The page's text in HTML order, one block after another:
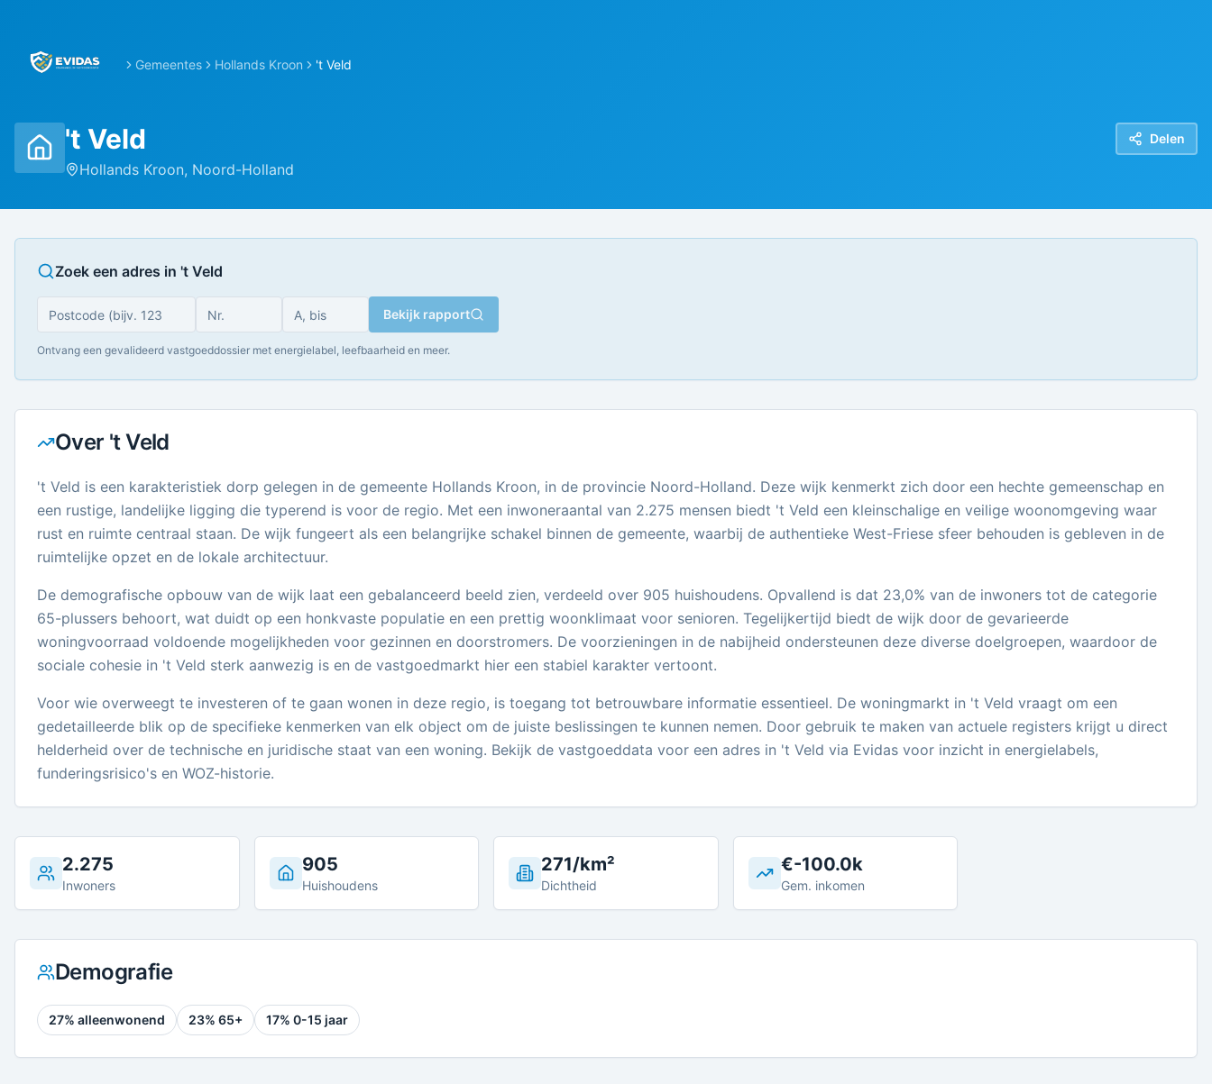
Gemeentes Hollands Kroon 't Veld
't Veld
Hollands Kroon, Noord-Holland
Delen
Zoek een adres in 't Veld
Bekijk rapport
Ontvang een gevalideerd vastgoeddossier met energielabel, leefbaarheid en meer.
Over 't Veld
't Veld is een karakteristiek dorp gelegen in de gemeente Hollands Kroon, in de provincie Noord-Holland. Deze wijk kenmerkt zich door een hechte gemeenschap en
een rustige, landelijke ligging die typerend is voor de regio. Met een inwoneraantal van 2.275 mensen biedt 't Veld een kleinschalige en veilige woonomgeving waar
rust en ruimte centraal staan. De wijk fungeert als een belangrijke schakel binnen de gemeente, waarbij de authentieke West-Friese sfeer behouden is gebleven in de
ruimtelijke opzet en de lokale architectuur.
De demografische opbouw van de wijk laat een gebalanceerd beeld zien, verdeeld over 905 huishoudens. Opvallend is dat 23,0% van de inwoners tot de categorie
65-plussers behoort, wat duidt op een honkvaste populatie en een prettig woonklimaat voor senioren. Tegelijkertijd biedt de wijk door de gevarieerde
woningvoorraad voldoende mogelijkheden voor gezinnen en doorstromers. De voorzieningen in de nabijheid ondersteunen deze diverse doelgroepen, waardoor de
sociale cohesie in 't Veld sterk aanwezig is en de vastgoedmarkt hier een stabiel karakter vertoont.
Voor wie overweegt te investeren of te gaan wonen in deze regio, is toegang tot betrouwbare informatie essentieel. De woningmarkt in 't Veld vraagt om een
gedetailleerde blik op de specifieke kenmerken van elk object om de juiste beslissingen te kunnen nemen. Door gebruik te maken van actuele registers krijgt u direct
helderheid over de technische en juridische staat van een woning. Bekijk de vastgoeddata voor een adres in 't Veld via Evidas voor inzicht in energielabels,
funderingsrisico's en WOZ-historie.
2.275
Inwoners
905
Huishoudens
271/km²
Dichtheid
€-100.0k
Gem. inkomen
Demografie
27% alleenwonend 23% 65+ 17% 0-15 jaar